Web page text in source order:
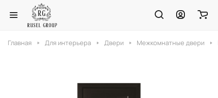
Главная Для интерьера Двери Межкомнатные двери